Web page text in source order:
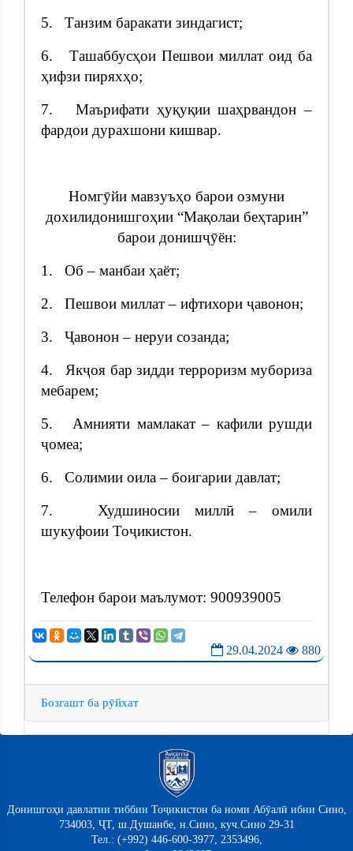
5. Танзим баракати зиндагист;
6. Ташаббусҳои Пешвои миллат оид ба
ҳифзи пиряхҳо;
7. Маърифати ҳуқуқии шаҳрвандон –
фардои дурахшони кишвар.
Номгӯйи мавзуъҳо барои озмуни
дохилидонишгоҳии “Мақолаи беҳтарин”
барои донишҷӯён:
1. Об – манбаи ҳаёт;
2. Пешвои миллат – ифтихори ҷавонон;
3. Ҷавонон – неруи созанда;
4. Якҷоя бар зидди терроризм мубориза
мебарем;
5. Амнияти мамлакат – кафили рушди
ҷомеа;
6. Солимии оила – боигарии давлат;
7. Худшиносии миллӣ – омили
шукуфоии Тоҷикистон.
Телефон барои маълумот: 900939005
29.04.2024 880
Бозгашт ба рӯйхат
Донишгоҳи давлатии тиббии Тоҷикистон ба номи Абӯалӣ ибни Сино,
734003, ҶТ, ш.Душанбе, н.Сино, куч.Сино 29-31
Тел.: (+992) 446-600-3977, 2353496,